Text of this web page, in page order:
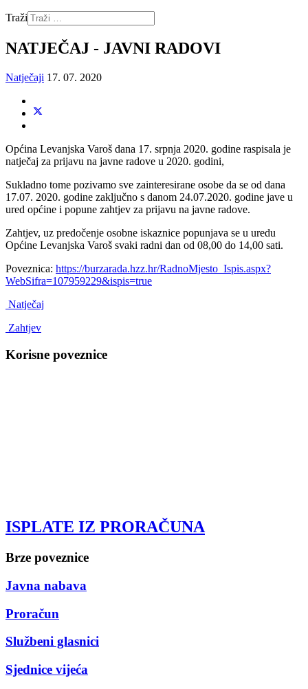
Traži
NATJEČAJ - JAVNI RADOVI
Natječaji 17. 07. 2020
Općina Levanjska Varoš dana 17. srpnja 2020. godine raspisala je
natječaj za prijavu na javne radove u 2020. godini,
Sukladno tome pozivamo sve zainteresirane osobe da se od dana
17.07. 2020. godine zaključno s danom 24.07.2020. godine jave u
ured općine i popune zahtjev za prijavu na javne radove.
Zahtjev, uz predočenje osobne iskaznice popunjava se u uredu
Općine Levanjska Varoš svaki radni dan od 08,00 do 14,00 sati.
Poveznica: https://burzarada.hzz.hr/RadnoMjesto_Ispis.aspx?
WebSifra=107959229&ispis=true
Natječaj
Zahtjev
Korisne poveznice
ISPLATE IZ PRORAČUNA
Brze poveznice
Javna nabava
Proračun
Službeni glasnici
Sjednice vijeća